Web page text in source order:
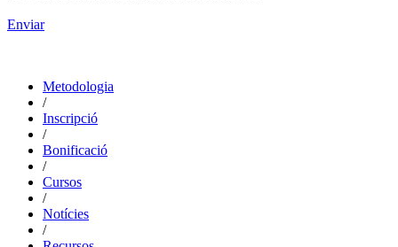
Enviar
Metodologia
/
Inscripció
/
Bonificació
/
Cursos
/
Notícies
/